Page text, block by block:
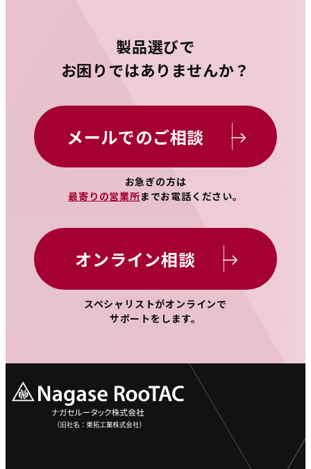
製品選びで
お困りではありませんか？
メールでのご相談
お急ぎの方は
最寄りの営業所までお電話ください。
オンライン相談
スペシャリストがオンラインで
サポートをします。